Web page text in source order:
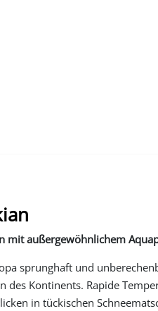
mit außergewöhnlichem
sprunghaft und
des Kontinents. Rapide
in tückischen